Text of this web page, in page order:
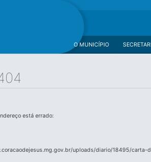
O MUNICÍPIO
está errado:
uploads/diario/18495/carta-